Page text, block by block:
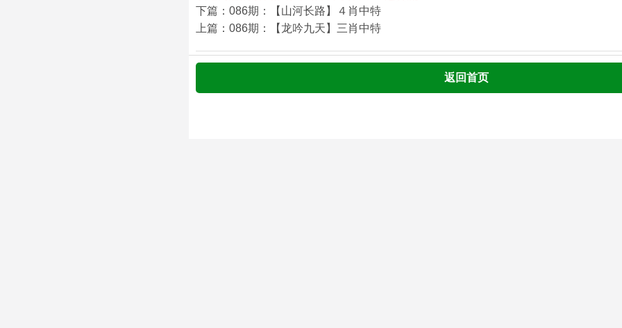
下篇：086期：【山河长路】４肖中特
上篇：086期：【龙吟九天】三肖中特
返回首页